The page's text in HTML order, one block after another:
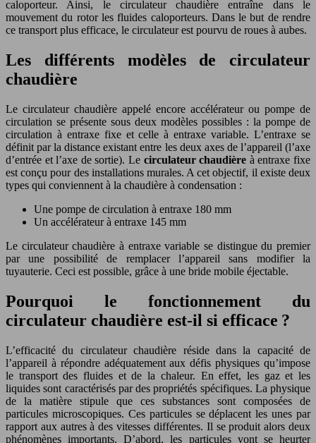
caloporteur. Ainsi, le circulateur chaudière entraîne dans le
mouvement du rotor les fluides caloporteurs. Dans le but de rendre
ce transport plus efficace, le circulateur est pourvu de roues à aubes.
Les différents modèles de circulateur
chaudière
Le circulateur chaudière appelé encore accélérateur ou pompe de
circulation se présente sous deux modèles possibles : la pompe de
circulation à entraxe fixe et celle à entraxe variable. L’entraxe se
définit par la distance existant entre les deux axes de l’appareil (l’axe
d’entrée et l’axe de sortie). Le circulateur chaudière à entraxe fixe
est conçu pour des installations murales. A cet objectif, il existe deux
types qui conviennent à la chaudière à condensation :
Une pompe de circulation à entraxe 180 mm
Un accélérateur à entraxe 145 mm
Le circulateur chaudière à entraxe variable se distingue du premier
par une possibilité de remplacer l’appareil sans modifier la
tuyauterie. Ceci est possible, grâce à une bride mobile éjectable.
Pourquoi le fonctionnement du
circulateur chaudière est-il si efficace ?
L’efficacité du circulateur chaudière réside dans la capacité de
l’appareil à répondre adéquatement aux défis physiques qu’impose
le transport des fluides et de la chaleur. En effet, les gaz et les
liquides sont caractérisés par des propriétés spécifiques. La physique
de la matière stipule que ces substances sont composées de
particules microscopiques. Ces particules se déplacent les unes par
rapport aux autres à des vitesses différentes. Il se produit alors deux
phénomènes importants. D’abord, les particules vont se heurter